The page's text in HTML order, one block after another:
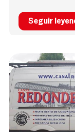
Reconocerá al
siempre nos
Seguir